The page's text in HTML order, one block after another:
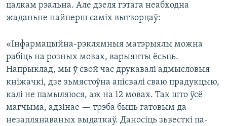
цалкам рэальна. Але дзеля гэтага неабходна
жаданьне найперш саміх вытворцаў:
«Інфармацыйна-рэклямныя матэрыялы можна
рабіць на розных мовах, варыянты ёсьць.
Напрыклад, мы ў свой час друкавалі адмысловыя
кніжачкі, дзе зьмястоўна апісвалі сваю прадукцыю,
калі не памыляюся, аж на 12 мовах. Так што ўсё
магчыма, адзінае — трэба быць гатовым да
незаплянаваных выдаткаў. Даносіць зьвесткі па-